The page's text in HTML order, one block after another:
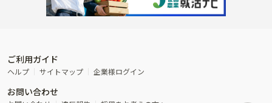
製造･加工･販売 福祉
その他農業関連企業
ネス
ご利用ガイド
ヘルプ サイトマップ 企業様ログイン
お問い合わせ